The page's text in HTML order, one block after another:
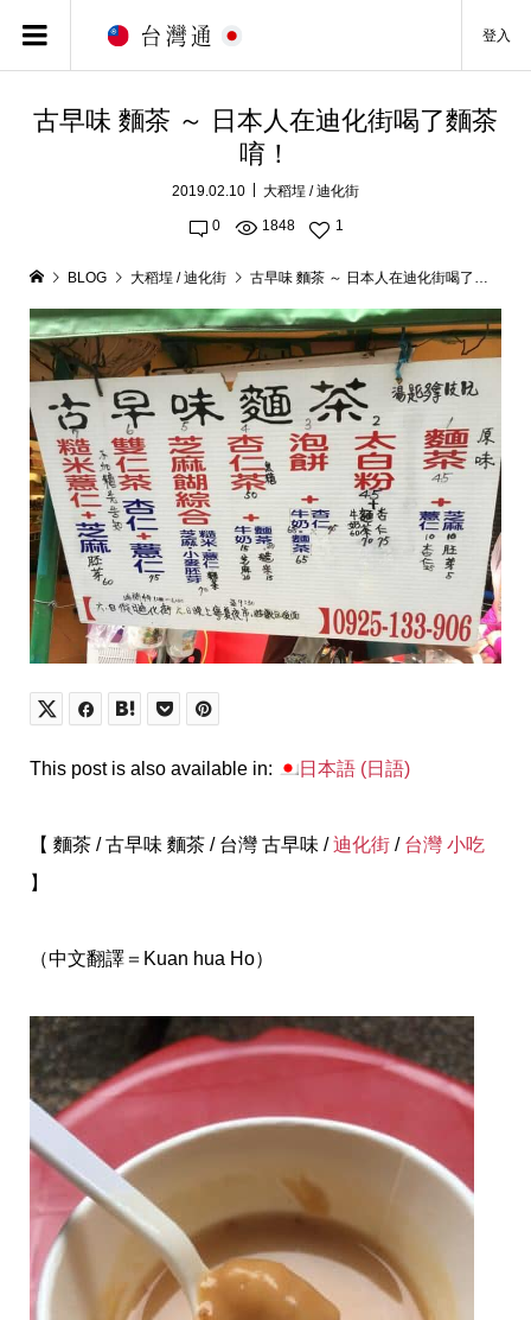
登入
古早味 麵茶 ～ 日本人在迪化街喝了麵茶
唷！
2019.02.10 大稻埕 / 迪化街
0 1848 1
BLOG 大稻埕 / 迪化街 古早味 麵茶 ～ 日本人在迪化街喝了麵茶唷！
This post is also available in: 日本語(日語)
【 麵茶 / 古早味 麵茶 / 台灣 古早味 /迪化街/ 台灣 小吃
】
（中文翻譯＝Kuan hua Ho）